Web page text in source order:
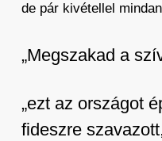
de pár kivétellel
„Megszakad a
„ezt az országot
fideszre